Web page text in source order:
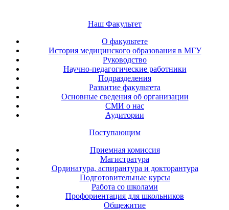
Наш Факультет
О факультете
История медицинского образования в МГУ
Руководство
Научно-педагогические работники
Подразделения
Развитие факультета
Основные сведения об организации
СМИ о нас
Аудитории
Поступающим
Приемная комиссия
Магистратура
Ординатура, аспирантура и докторантура
Подготовительные курсы
Работа со школами
Профориентация для школьников
Общежитие